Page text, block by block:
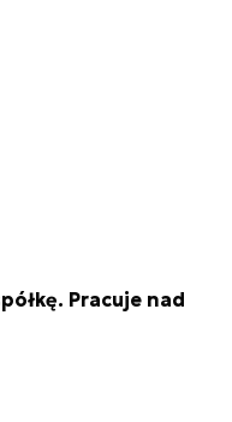
Pracuje nad